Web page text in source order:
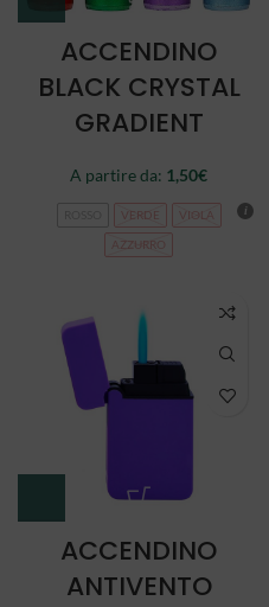
ACCENDINO
BLACK CRYSTAL
GRADIENT
A partire da: 1,50€
VERDE VIOLA
AZZURRO
ACCENDINO
ANTIVENTO